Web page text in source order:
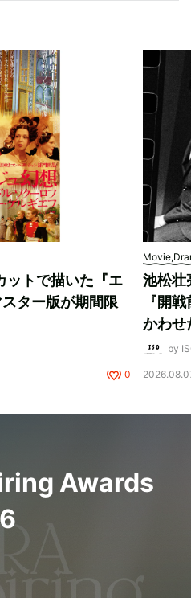
ットで描いた『エ
ター版が期間限
0
池松壮
『開
かわせ
by
Awards